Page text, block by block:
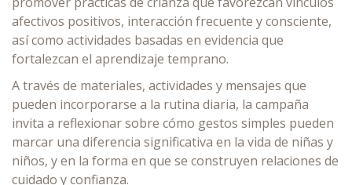
afectivos positivos, interacción frecuente y consciente,
así como actividades basadas en evidencia que
fortalezcan el aprendizaje temprano.
A través de materiales, actividades y mensajes que
pueden incorporarse a la rutina diaria, la campaña
invita a reflexionar sobre cómo gestos simples pueden
marcar una diferencia significativa en la vida de niñas y
niños, y en la forma en que se construyen relaciones de
cuidado y confianza.